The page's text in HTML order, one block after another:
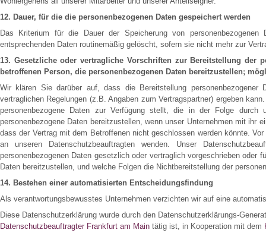
12. Dauer, für die die personenbezogenen Daten gespeichert werden
Das Kriterium für die Dauer der Speicherung von
entsprechenden Daten routinemäßig gelöscht, sofern sie nicht mehr zur
13. Gesetzliche oder vertragliche Vorschriften zur Bereitstellung der
betroffenen Person, die personenbezogenen Daten bereitzustellen;
Wir klären Sie darüber auf, dass die Bereitstellung
vertraglichen Regelungen (z.B. Angaben zum Vertragspartner) ergeben
personenbezogene Daten zur Verfügung stellt, die in der Folge
personenbezogene Daten bereitzustellen, wenn unser Unternehmen mit ihr
dass der Vertrag mit dem Betroffenen nicht geschlossen werden könnte.
an unseren Datenschutzbeauftragten wenden. Unser
personenbezogenen Daten gesetzlich oder vertraglich vorgeschrieben
Daten bereitzustellen, und welche Folgen die Nichtbereitstellung der
14. Bestehen einer automatisierten Entscheidungsfindung
Als verantwortungsbewusstes Unternehmen verzichten wir auf eine
Diese Datenschutzerklärung wurde durch den Datenschutzerklärungs-
Datenschutzbeauftragter Frankfurt am Main tätig ist, in Kooperation mit dem